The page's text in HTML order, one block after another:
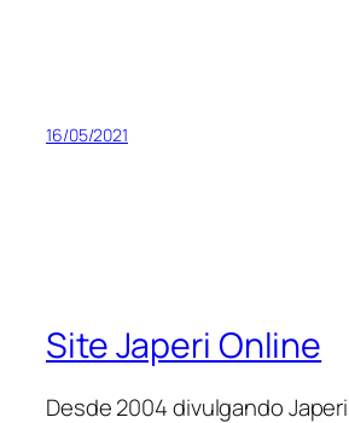
16/05/2021
Site Japeri Online
Desde 2004 divulgando Japeri